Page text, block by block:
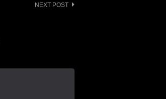
NEXT POST